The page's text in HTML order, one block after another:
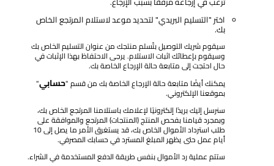
اختر "التسليم البريدي" لتحديد موعد لاستلام المرتجع الخاص
بك.
سيقوم شريك التوصيل بتّسلم منتجك من عنوان التسليم الخاص بك
وسيقوم بإعطائك اثبات الاستلام. يرجى الاحتفاظ بهذا الإثبات في
حال احتجت إلى متابعة حالة الإرجاع الخاصة بك.
يمكنك أيضًا متابعة حالة الإرجاع الخاصة بك من قسم "حسابي"
بموقعنا الإلكتروني.
سنرسل إليك بريدًا إلكترونيًا لإعلامك باستلامنا المرتجع الخاص بك،
وبمجرد قيامنا بفحص المنتج (المنتجات) المرتجع والموافقة على
طلب استرداد الأموال الخاص بك، قد يستغرق الأمر ما يصل إلى 10
أيام عمل حتى يظهر المبلغ المسترد في حسابك المصرفي.
ستتم عملية رد الأموال بنفس طريقة الدفع المستخدمة في الشراء.